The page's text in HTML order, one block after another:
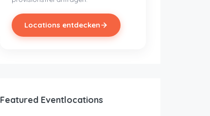
Locations entdecken
Featured Eventlocations